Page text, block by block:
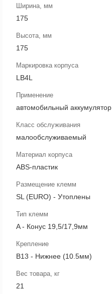
Ширина, мм
175
Высота, мм
175
Маркировка корпуса
LB4L
Применение
автомобильный аккумулятор
Класс обслуживания
малообслуживаемый
Материал корпуса
ABS-пластик
Размещение клемм
SL (EURO) - Утоплены
Тип клемм
A - Конус 19,5/17,9мм
Крепление
B13 - Нижнее (10.5мм)
Вес товара, кг
21